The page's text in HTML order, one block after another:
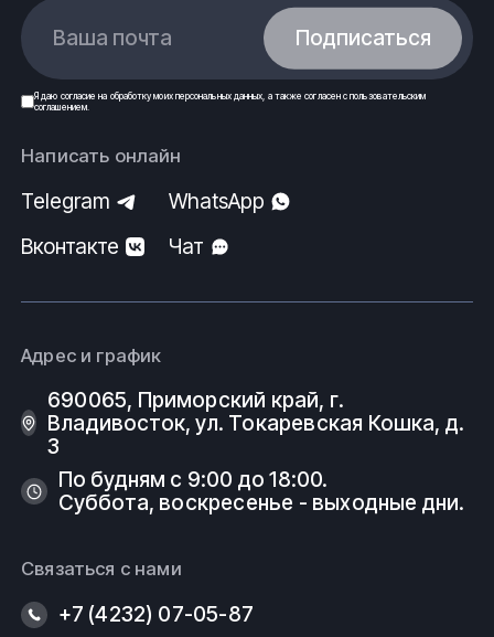
Ваша почта Подписаться
Я даю согласие на обработку моих персональных данных, а также согласен спользовательским
соглашением.
Написать онлайн
Telegram
WhatsApp
Вконтакте
Чат
Адрес и график
690065, Приморский край, г.
Владивосток, ул. Токаревская Кошка, д.
3
По будням с 9:00 до 18:00.
Суббота, воскресенье - выходные дни.
Связаться с нами
+7 (4232) 07-05-87